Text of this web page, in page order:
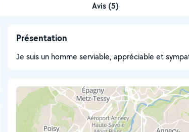
Avis (5)
Présentation
Je suis un homme serviable, appréciable et